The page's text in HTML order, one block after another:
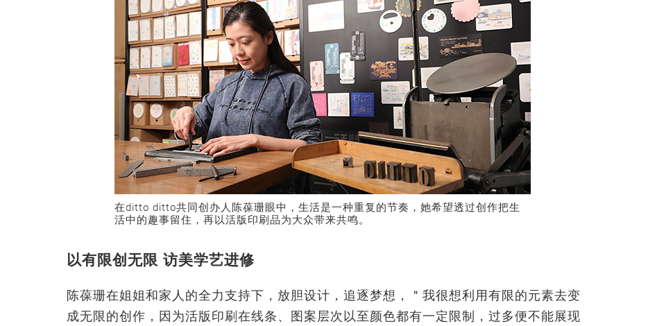
在ditto ditto共同创办人陈葆珊眼中，生活是一种重复的节奏，她希望透过创作把生
活中的趣事留住，再以活版印刷品为大众带来共鸣。
以有限创无限 访美学艺进修
陈葆珊在姐姐和家人的全力支持下，放胆设计，追逐梦想，＂我很想利用有限的元素去变
成无限的创作，因为活版印刷在线条、图案层次以至颜色都有一定限制，过多便不能展现